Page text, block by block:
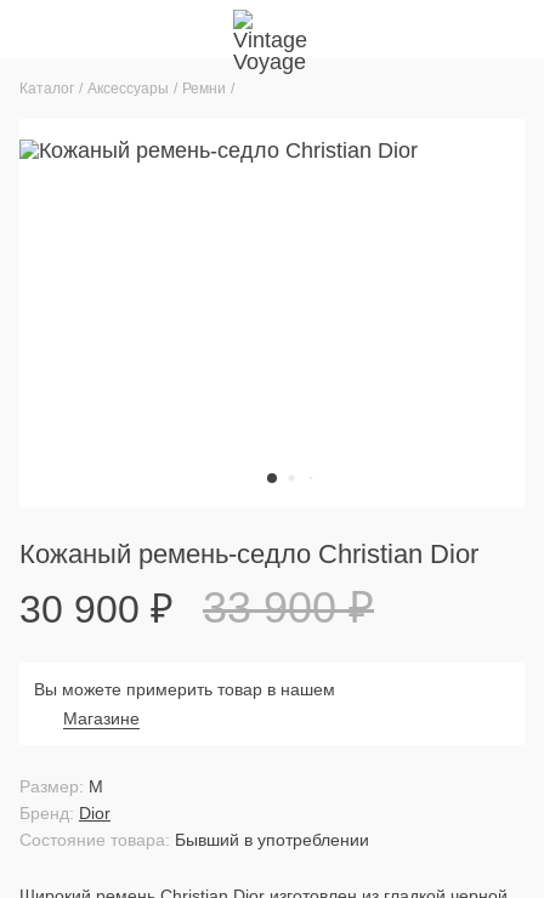
Каталог Аксессуары Ремни
Кожаный ремень-седло Christian Dior
30 900 ₽ 33 900₽
Вы можете примерить товар в нашем
Магазине
Состояние товара: Бывший в употреблении
Бренд: Dior
Размер: M